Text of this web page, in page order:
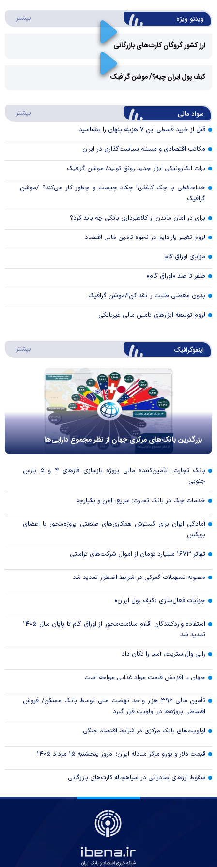
ویدئو ویژه بیشتر
ارز کشور گروگان کارت‌های بازرگانی
Video
کیف پول ایران چیه؟/ موشن گرافیک
سواد مالی بیشتر
قبل از خرید قسطی این ۷ هزینه پنهان را بشناسید
مکاتب اقتصادی و مسئله سیاست‌گذاری در ایران
برات الکترونیکی ابزار جدید رونق تولید/ موشن گرافیک
خداحافظی با چک کاغذی! چکاد چیست و چطور کار می‌کند؟ /موشن
گرافیک
برای در امان ماندن از کلاهبرداری بانکی چه باید کرد؟
لزوم تغییر پارادایم در نحوه تامین مالی اقتصاد
مزایای اوراق گام
صفر تا صد «اوراق گام»
بدون معطلی طلبت را نقد کن!/موشن گرافیک
لزوم توسعه ابزارهای تامین مالی غیربانکی
اینفوگرافیک بیشتر
بزرگترین بانک‌های مرکزی جهان از نظر مجموع دارایی‌ها
بانک تجارت، تأمین‌کننده مالی پروژه بازسازی فاز‌های ۴ و ۵ پارس
جنوبی
خدمات چک در بانک تجارت؛ سریع، امن و یکپارچه
آمادگی ایران برای گسترش همکاری‌های صنعتی پروژه‌محور با اعضای
بریکس
تهاتر ۱۶۷۳ میلیارد تومان از اموال شرکت‌های تراستی
مصوبه تسهیلات گمرکی در شرایط اضطرار تمدید شد
جزئیات فعال‌سازی «کیف پول ایران»
استفاده واردکنندگان اقلام سلامت‌محور از اوراق گام تا پایان سال ۱۴۰۵
تمدید شد
رالی وال‌استریت، آسیا را تکان داد
جهان با افزایش قیمت مواد غذایی مواجه است
تأمین مالی ۳۹۶ هزار واحد نهضت ملی توسط بانک مسکن/ فروش
اقساطی پروژه‌ها در اولویت قرار گیرد
اولویت‌های بانک مرکزی در شرایط اقتصاد جنگی
قیمت دلار و یورو مرکز مبادله ایران؛ امروز پنجشنبه ۱۵ مرداد ۱۴۰۵
سقوط ارزهای صادراتی در سیاهچاله کارت‌های بازرگانی